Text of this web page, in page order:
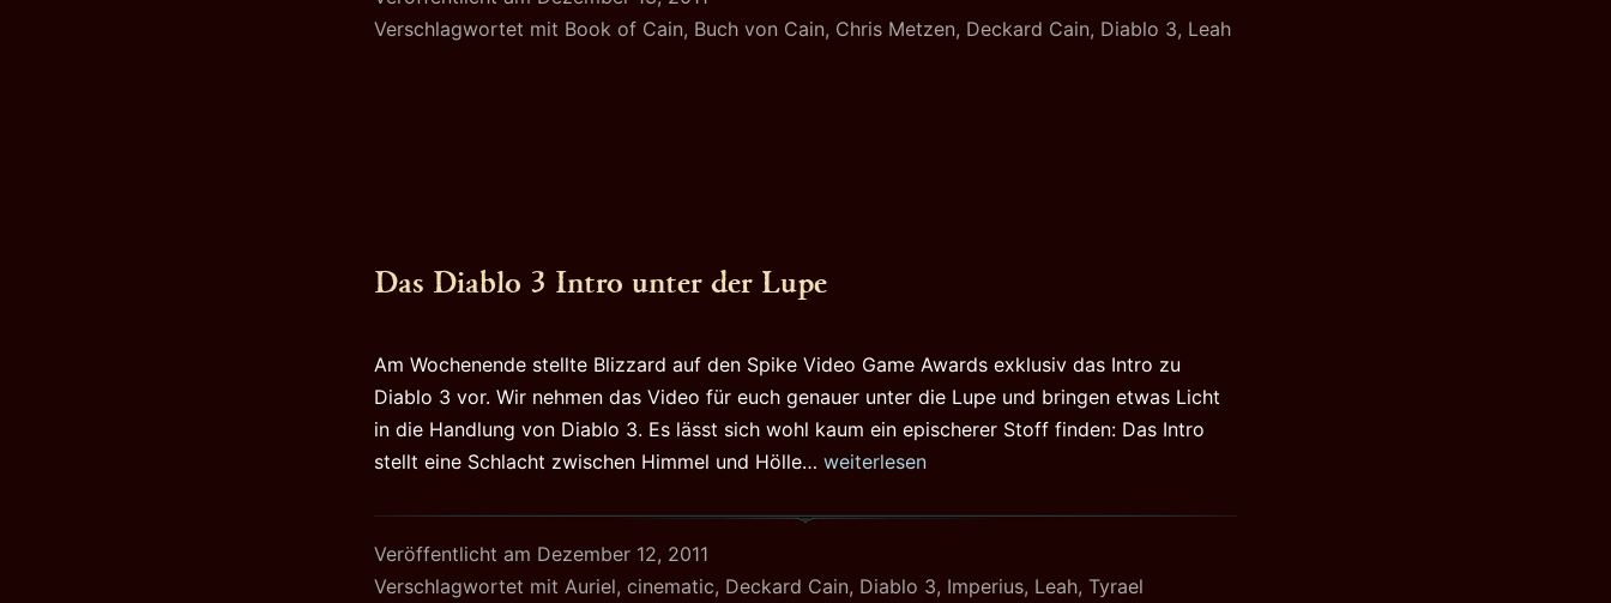
Das
Verschlagwortet mit Book of Cain, Buch von Cain, Chris Metzen, Deckard Cain, Diablo 3, Leah
Das Diablo 3 Intro unter der Lupe
Am Wochenende stellte Blizzard auf den Spike Video Game Awards exklusiv das Intro zu
Diablo 3 vor. Wir nehmen das Video für euch genauer unter die Lupe und bringen etwas Licht
in die Handlung von Diablo 3. Es lässt sich wohl kaum ein epischerer Stoff finden: Das Intro
stellt eine Schlacht zwischen Himmel und Hölle… Das
3
unter
weiterlesen
Veröffentlicht am Dezember 12, 2011
Verschlagwortet mit Auriel, cinematic, Deckard Cain, Diablo 3, Imperius, Leah, Tyrael